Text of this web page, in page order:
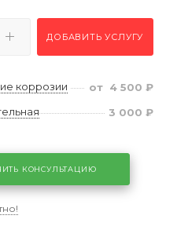
ДОБАВИТЬ УСЛУГУ
коррозии от 4 500 ₽
3 000 ₽
КОНСУЛЬТАЦИЮ